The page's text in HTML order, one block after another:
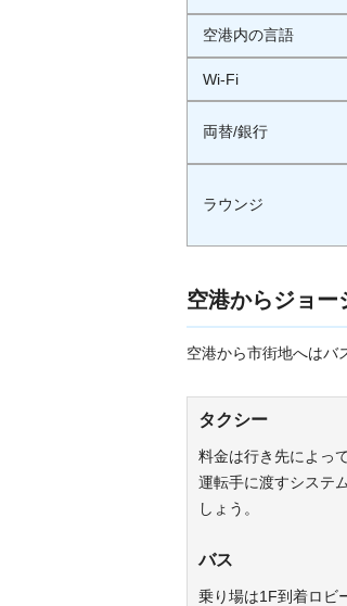
空港内の言語
Wi-Fi
両替/銀行
ラウンジ
空港からジョー
空港から市街地へはバ
タクシー
料金は行き先によっ
運転手に渡すシステ
しょう。
バス
乗り場は1F到着ロビ